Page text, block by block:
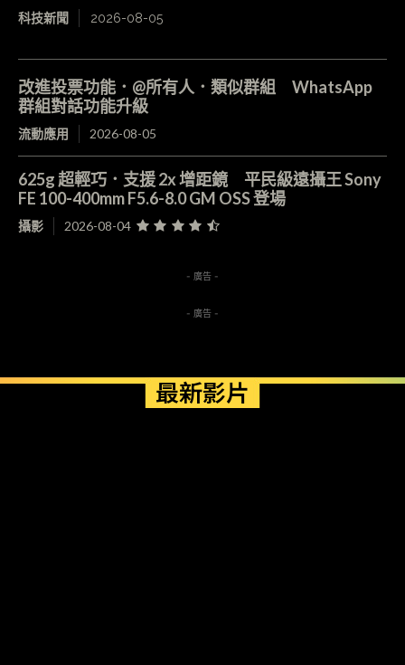
科技新聞 2026-08-05
改進投票功能．@所有人．類似群組 WhatsApp
群組對話功能升級
流動應用 2026-08-05
625g 超輕巧．支援 2x 增距鏡 平民級遠攝王 Sony
FE 100-400mm F5.6-8.0 GM OSS 登場
攝影 2026-08-04
- 廣告 -
- 廣告 -
最新影片